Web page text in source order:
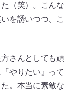
（笑）。こんな
を誘いつつ、こ
方さんとしても頑
やりたい』って
。本当に素敵な